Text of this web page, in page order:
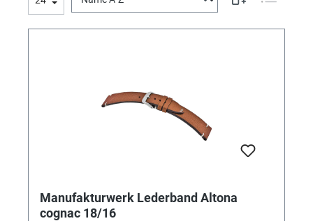
Manufakturwerk Lederband Altona
cognac 18/16